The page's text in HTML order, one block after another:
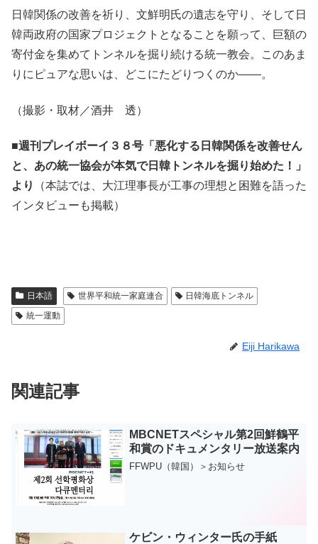
日韓関係の改善を祈り、文鮮明氏の遺志を守り、そして日
韓両政府の国家プロジェクトとなることを願って、巨額の
寄付金を集めてトンネルを掘り続ける統一教会。このあま
りにピュアな思いは、どこにたどりつくのか――。
（撮影・取材／酒井 透）
■週刊プレイボーイ３８号「悪化する日韓関係を改善せん
と、あの統一協会が本気で日韓トンネルを掘り始めた！」
より
（本誌では、大江理事長が工事の理想と困難を語った
インタビューも掲載）
日本語 世界平和統一家庭連合
日韓海底トンネル
統一運動
Eiji Harikawa
関連記事
MBCNETスペシャル第2回鮮鶴平
和賞のドキュメンタリー放送案内
FFWPU（韓国）＞お知らせ
ケビン・ウィンター氏の手紙